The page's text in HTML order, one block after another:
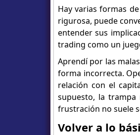
Hay varias formas
rigurosa, puede
entender sus
trading como un
Aprendí por las
forma incorrecta.
relación con el
supuesto, la
frustración no suele
Volver a lo